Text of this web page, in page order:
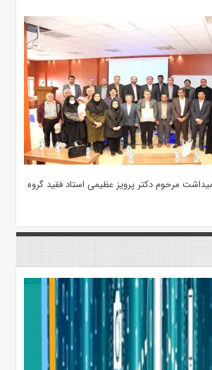
مرحوم دکتر پرویز عظیمی استاد فقید گروه